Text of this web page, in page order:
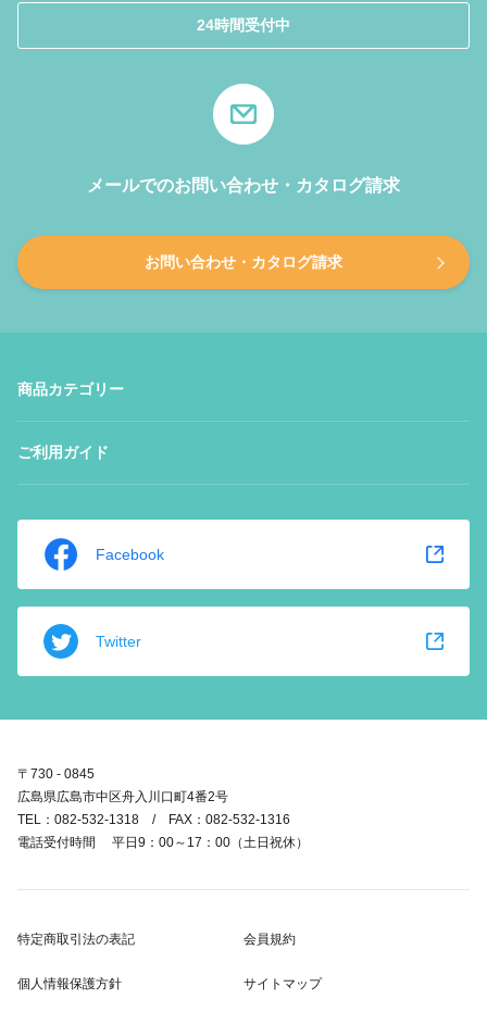
24時間受付中
メールでのお問い合わせ・カタログ請求
お問い合わせ・カタログ請求
商品カテゴリー
ご利用ガイド
Facebook
Twitter
〒730 - 0845
広島県広島市中区舟入川口町4番2号
TEL：082-532-1318 / FAX：082-532-1316
電話受付時間 平日9：00～17：00（土日祝休）
特定商取引法の表記 会員規約
個人情報保護方針 サイトマップ